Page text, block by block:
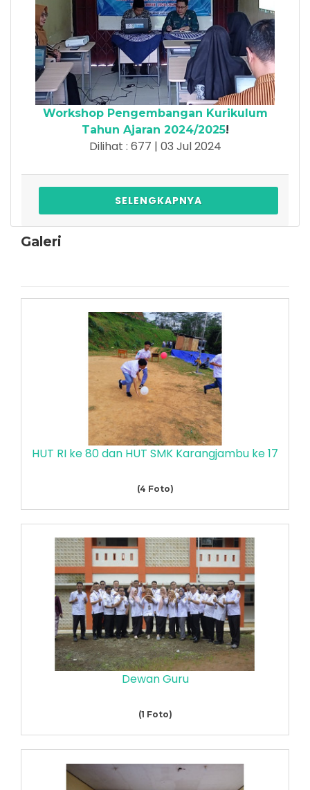
Workshop Pengembangan Kurikulum
Tahun Ajaran 2024/2025!
Dilihat : 677 | 03 Jul 2024
SELENGKAPNYA
Galeri
HUT RI ke 80 dan HUT SMK Karangjambu ke 17
(4 Foto)
Dewan Guru
(1 Foto)